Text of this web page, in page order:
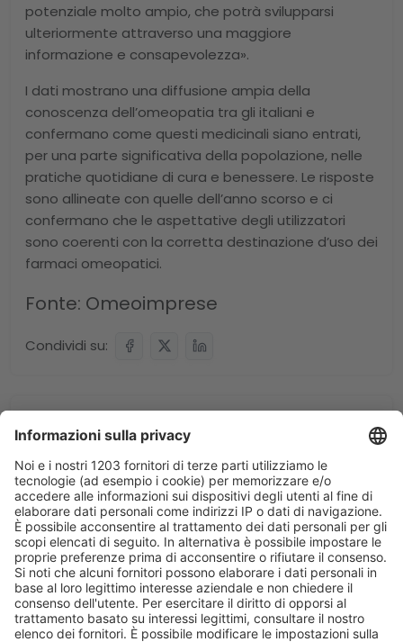
potenziale molto ampio, che potrà svilupparsi
ulteriormente attraverso una maggiore
informazione e consapevolezza».
I dati mostrano una diffusione ampia della
conoscenza dell’omeopatia tra gli italiani e
confermano come questi medicinali siano entrati,
per una parte significativa della popolazione, nelle
pratiche quotidiane di cura e benessere. Le risposte
sono allineate con quelle dell’anno scorso e ci
confermano che le aspettative degli utilizzatori
sono coerenti con la corretta destinazione d’uso dei
farmaci omeopatici.
Fonte: Omeoimprese
Condividi su:
Agosto a Milano: farmacie sempre
aperte al servizio dei cittadini
Garantita la continuità dell’assistenza in tutti i
quartieri. Durante le diverse settimane del
mese, resterà attivo fino a oltre l’80% degli
esercizi; cresce il numero di farmacie che non
chiuderanno per ferie e che saranno operative